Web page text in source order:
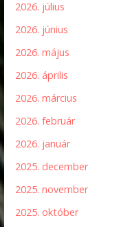
2026. július
2026. június
2026. május
2026. április
2026. március
2026. február
2026. január
2025. december
2025. november
2025. október